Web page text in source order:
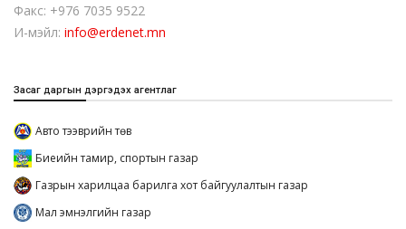
Факс: +976 7035 9522
И-мэйл: info@erdenet.mn
Засаг даргын дэргэдэх агентлаг
Авто тээврийн төв
Биеийн тамир, спортын газар
Газрын харилцаа барилга хот байгуулалтын газар
Мал эмнэлгийн газар